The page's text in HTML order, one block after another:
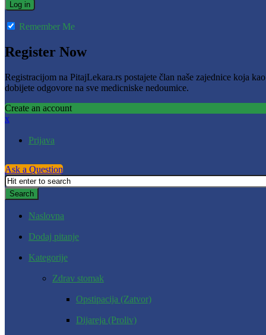
Remember Me
Register Now
Registracijom na PitajLekara.rs postajete član naše zajednice koja
dobijete odgovore na sve medicniske nedoumice.
Create an account
x
Prijava
Ask a Question
Naslovna
Dodaj pitanje
Kategorije
Zdrav stomak
Opstipacija (Zatvor)
Dijareja (Proliv)